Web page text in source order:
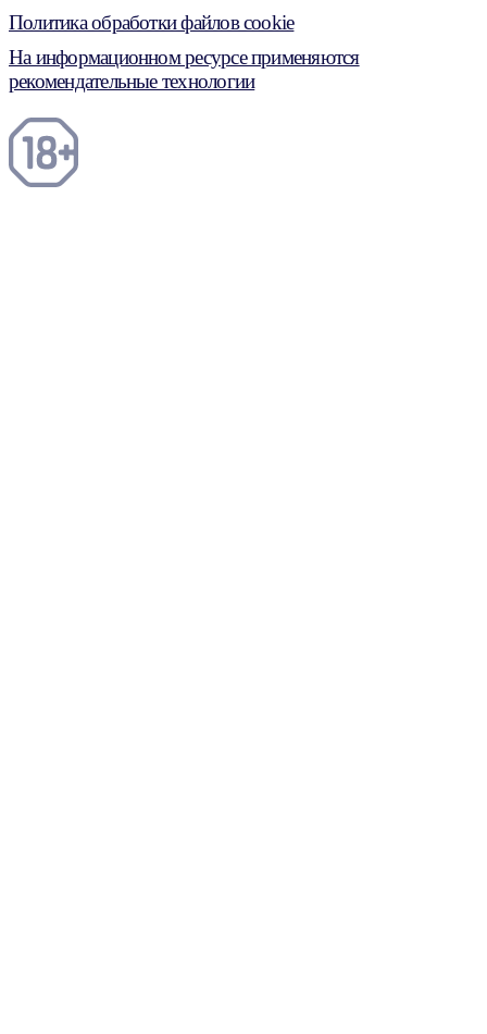
Политика обработки файлов cookie
На информационном ресурсе применяются
рекомендательные технологии